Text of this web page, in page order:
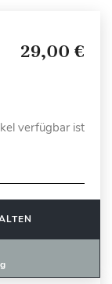
29,00 €
verfügbar ist